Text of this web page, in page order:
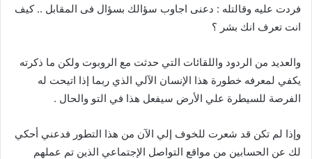
فردت عليه وقالتله : دعنى اجاوب سؤالك بسؤال فى المقابل .. كيف
انت تعرف انك بشر ؟
والعديد من الردود واللقائات التي حدثت مع الروبوت ولكن ما ذكرته
يكفي لمعرفه خطورة هذا الإنسان الآلي الذي ربما إذا اتيحت له
الفرصة للسيطرة علي الأرض سيفعل هذا في التو والحال .
وإذا لم تكن قد شعرت للخوف إلي الآن من هذا التطور فدعني أحكي
لك عن الحسابين من مواقع التواصل الإجتماعي الذين تم عملهم